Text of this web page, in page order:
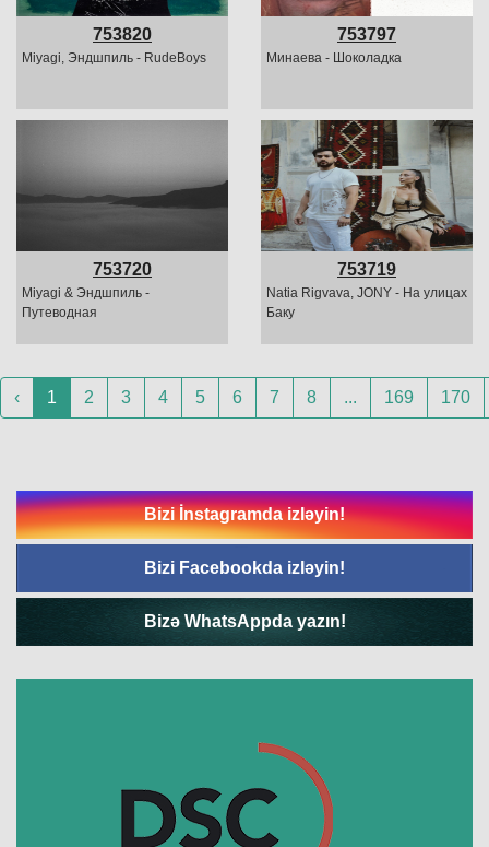
753820
Miyagi, Эндшпиль - RudeBoys
753797
Минаева - Шоколадка
753720
Miyagi & Эндшпиль -
Путеводная
753719
Natia Rigvava, JONY - На улицах
Баку
‹ 1 2 3 4 5 6 7 8 ... 169 170
Bizi İnstagramda izləyin!
Bizi Facebookda izləyin!
Bizə WhatsAppda yazın!